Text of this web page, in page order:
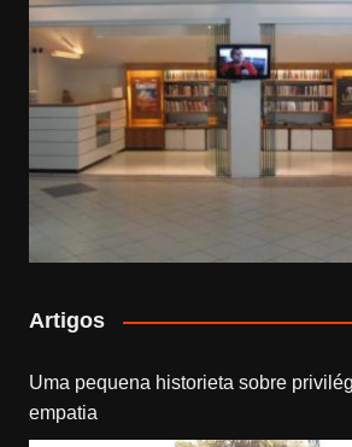
Artigos
Uma pequena historieta sobre
empatia